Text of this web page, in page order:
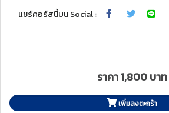
แชร์คอร์สนี้บน Social :
ราคา 1,800 บาท
เพิ่มลงตะกร้า